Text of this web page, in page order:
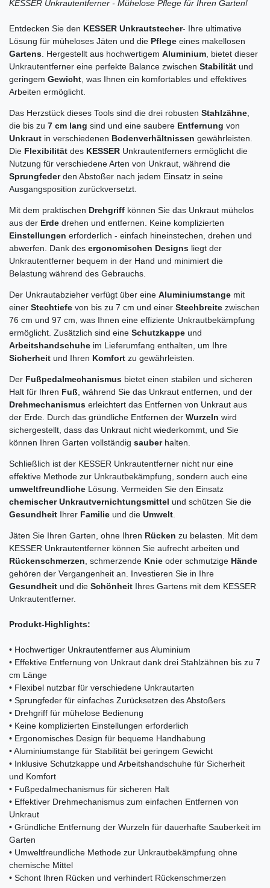
KESSER Unkrautentferner - Mühelose Pflege für Ihren Garten!
Entdecken Sie den KESSER Unkrautstecher- Ihre ultimative
Lösung für müheloses Jäten und die Pflege eines makellosen
Gartens . Hergestellt aus hochwertigem Aluminium , bietet dieser
Unkrautentferner eine perfekte Balance zwischen Stabilität und
geringem Gewicht , was Ihnen ein komfortables und effektives
Arbeiten ermöglicht.
Das Herzstück dieses Tools sind die drei robusten Stahlzähne
die bis zu 7 cm lang sind und eine saubere Entfernung von
Unkraut in verschiedenen Bodenverhältnissen gewährleisten.
Die Flexibilität des KESSER Unkrautentferners ermöglicht die
Nutzung für verschiedene Arten von Unkraut, während die
Sprungfederden Abstoßer nach jedem Einsatz in seine
Ausgangsposition zurückversetzt.
Mit dem praktischen Drehgriff können Sie das Unkraut mühelos
aus der Erde drehen und entfernen. Keine komplizierten
Einstellungen erforderlich - einfach hineinstechen, drehen und
abwerfen. Dank des ergonomischen Designs liegt der
Unkrautentferner bequem in der Hand und minimiert die
Belastung während des Gebrauchs.
Der Unkrautabzieher verfügt über eine Aluminiumstange mit
einer Stechtiefe von bis zu 7 cm und einer Stechbreite zwischen
76 cm und 97 cm, was Ihnen eine effiziente Unkrautbekämpfung
ermöglicht. Zusätzlich sind eine Schutzkappe und
Arbeitshandschuhe im Lieferumfang enthalten, um Ihre
Sicherheit und Ihren Komfort zu gewährleisten.
Der Fußpedalmechanismus bietet einen stabilen und sicheren
Halt für Ihren Fuß , während Sie das Unkraut entfernen, und der
Drehmechanismus erleichtert das Entfernen von Unkraut aus
der Erde. Durch das gründliche Entfernen der Wurzeln wird
sichergestellt, dass das Unkraut nicht wiederkommt, und Sie
können Ihren Garten vollständig sauberhalten.
Schließlich ist der KESSER Unkrautentferner nicht nur eine
effektive Methode zur Unkrautbekämpfung, sondern auch eine
umweltfreundliche Lösung. Vermeiden Sie den Einsatz
chemischer Unkrautvernichtungsmittel und schützen Sie die
Gesundheit Ihrer Familie und die Umwelt
Jäten Sie Ihren Garten, ohne Ihren Rücken zu belasten. Mit dem
KESSER Unkrautentferner können Sie aufrecht arbeiten und
Rückenschmerzen , schmerzende Knie oder schmutzige Hände
gehören der Vergangenheit an. Investieren Sie in Ihre
Gesundheit und die Schönheit Ihres Gartens mit dem KESSER
Unkrautentferner.
Produkt-Highlights:
• Hochwertiger Unkrautentferner aus Aluminium
• Effektive Entfernung von Unkraut dank drei Stahlzähnen bis zu 7
cm Länge
• Flexibel nutzbar für verschiedene Unkrautarten
• Sprungfeder für einfaches Zurücksetzen des Abstoßers
• Drehgriff für mühelose Bedienung
• Keine komplizierten Einstellungen erforderlich
• Ergonomisches Design für bequeme Handhabung
• Aluminiumstange für Stabilität bei geringem Gewicht
• Inklusive Schutzkappe und Arbeitshandschuhe für Sicherheit
und Komfort
• Fußpedalmechanismus für sicheren Halt
• Effektiver Drehmechanismus zum einfachen Entfernen von
Unkraut
• Gründliche Entfernung der Wurzeln für dauerhafte Sauberkeit im
Garten
• Umweltfreundliche Methode zur Unkrautbekämpfung ohne
chemische Mittel
• Schont Ihren Rücken und verhindert Rückenschmerzen